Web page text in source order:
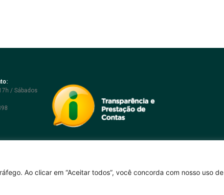
Ao clicar em “Aceitar todos”, você concorda com nosso uso de
/ Sábados